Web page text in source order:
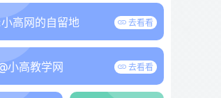
小高网的自留地 去看看
小高教学网 去看看